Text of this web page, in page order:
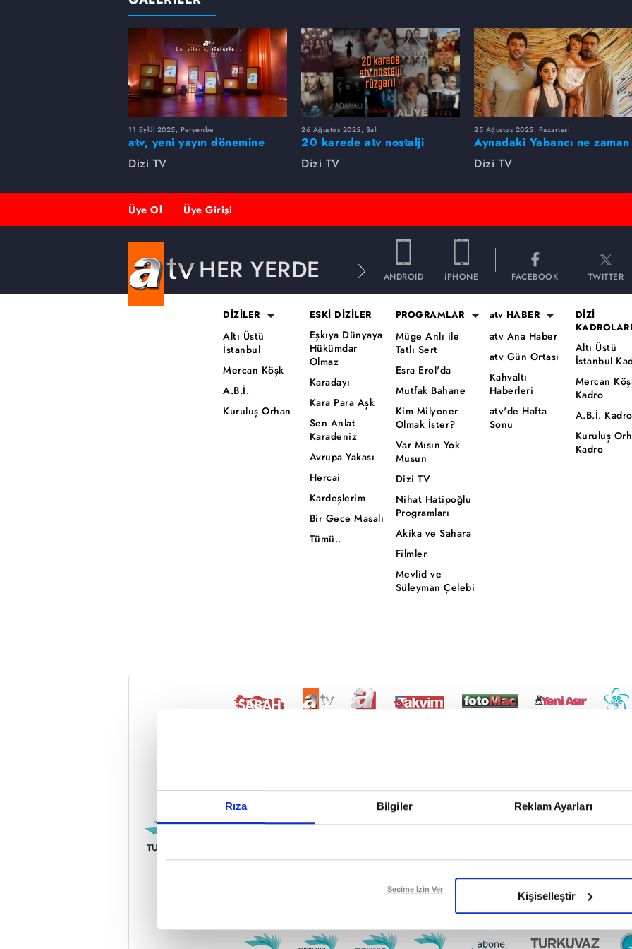
Rıza Bilgiler Reklam Ayarları
Reddet
Seçime İzin Ver
Kişiselleştir
11 Eylül 2025, Perşembe
atv, yeni yayın dönemine
merhaba dedi!
Dizi TV
26 Ağustos 2025, Salı
20 karede atv nostalji
rüzgarı!
Dizi TV
25 Ağustos 2025, Pazartesi
Aynadaki Yabancı ne zaman
başlayacak?
Dizi TV
Üye Ol Üye Girişi
HER YERDE ANDROID iPHONE FACEBOOK TWITTER
DİZİLER
Altı Üstü
İstanbul
Mercan Köşk
A.B.İ.
Kuruluş Orhan
ESKİ DİZİLER
Eşkıya Dünyaya
Hükümdar
Olmaz
Karadayı
Kara Para Aşk
Sen Anlat
Karadeniz
Avrupa Yakası
Hercai
Kardeşlerim
Bir Gece Masalı
Tümü..
PROGRAMLAR
Müge Anlı ile
Tatlı Sert
Esra Erol'da
Mutfak Bahane
Kim Milyoner
Olmak İster?
Var Mısın Yok
Musun
Dizi TV
Nihat Hatipoğlu
Programları
Akika ve Sahara
Filmler
Mevlid ve
Süleyman Çelebi
atv HABER
atv Ana Haber
atv Gün Ortası
Kahvaltı
Haberleri
atv'de Hafta
Sonu
DİZİ
Altı Üstü
İstanbul
Mercan
Kadro
A.B.İ. Kadro
Kuruluş
Kadro